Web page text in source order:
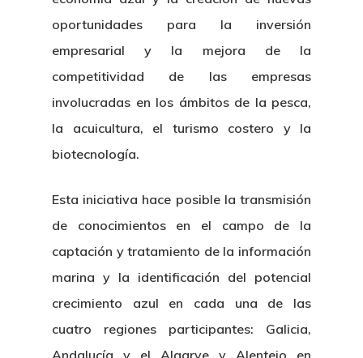
oportunidades para la inversión
empresarial y la mejora de la
competitividad de las empresas
involucradas en los ámbitos de la pesca,
la acuicultura, el turismo costero y la
biotecnología.
Esta iniciativa hace posible la transmisión
de conocimientos en el campo de la
captación y tratamiento de la información
marina y la identificación del potencial
crecimiento azul en cada una de las
cuatro regiones participantes: Galicia,
Andalucía y el Algarve y Alentejo en